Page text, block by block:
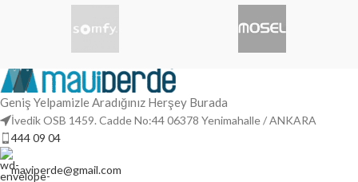
Geniş Yelpamizle Aradığınız Herşey Burada
İvedik OSB 1459. Cadde No:44 06378 Yenimahalle / ANKARA
444 09 04
maviperde@gmail.com